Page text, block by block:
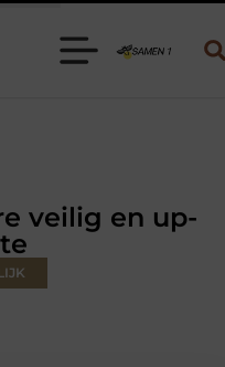
past bij jouw gebouw en
veilig en up-